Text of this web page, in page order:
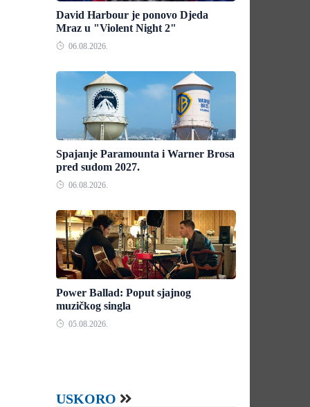
David Harbour je ponovo Djeda
Mraz u "Violent Night 2"
06.08.2026.
Spajanje Paramounta i Warner Brosa
pred sudom 2027.
06.08.2026.
Power Ballad: Poput sjajnog
muzičkog singla
05.08.2026.
USKORO